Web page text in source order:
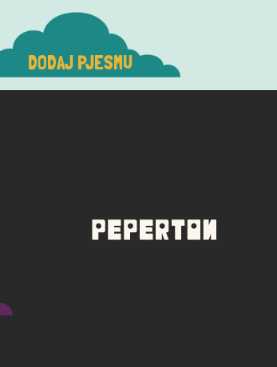
DODAJ PJESMU